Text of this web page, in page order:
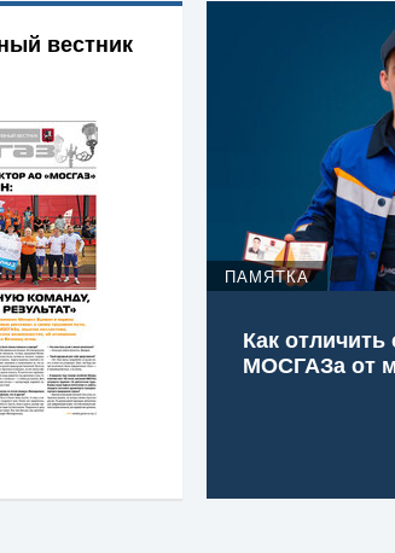
вестник
ПАМЯТКА
Как отличить
МОСГАЗа от